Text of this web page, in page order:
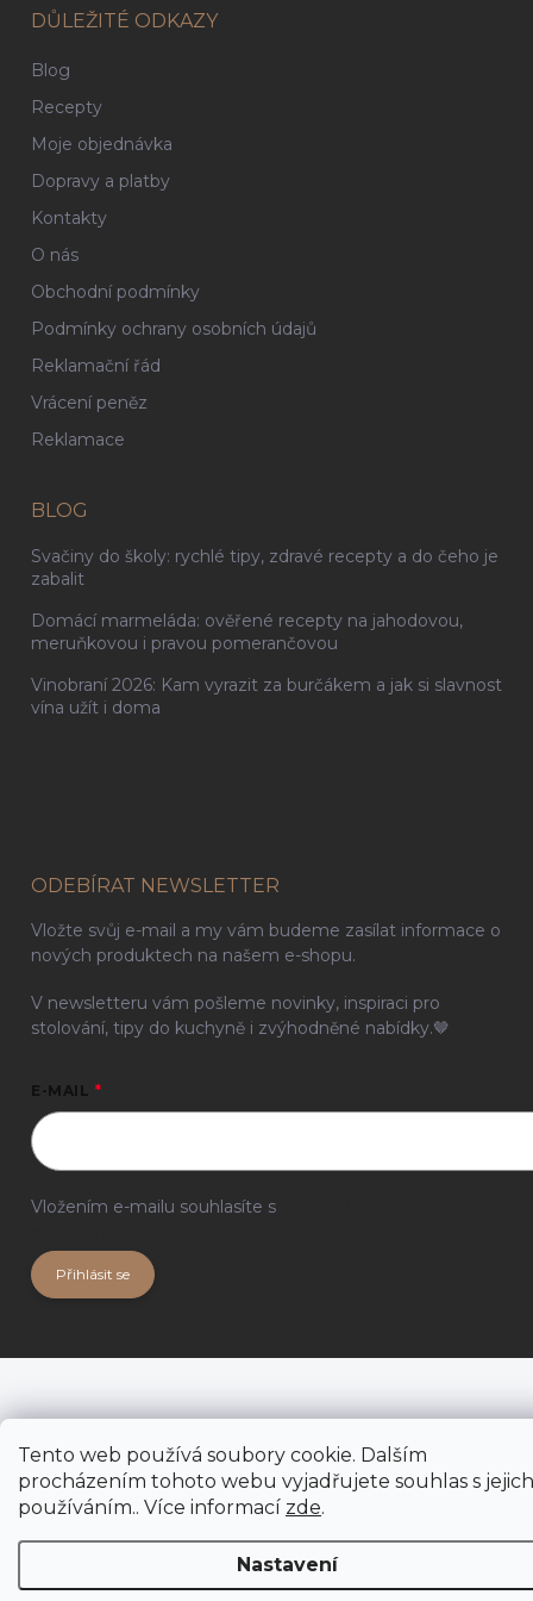
Tento web používá soubory cookie. Dalším
procházením tohoto webu vyjadřujete souhlas s jejich
používáním.. Více informací zde.
Nastavení
DŮLEŽITÉ ODKAZY
Blog
Recepty
Moje objednávka
Dopravy a platby
Kontakty
O nás
Obchodní podmínky
Podmínky ochrany osobních údajů
Reklamační řád
Vrácení peněz
Reklamace
BLOG
Svačiny do školy: rychlé tipy, zdravé recepty a do čeho je
zabalit
Domácí marmeláda: ověřené recepty na jahodovou,
meruňkovou i pravou pomerančovou
Vinobraní 2026: Kam vyrazit za burčákem a jak si slavnost
vína užít i doma
ODEBÍRAT NEWSLETTER
Vložte svůj e-mail a my vám budeme zasílat informace o
nových produktech na našem e-shopu.
V newsletteru vám pošleme novinky, inspiraci pro
stolování, tipy do kuchyně i zvýhodněné nabídky.🤎
E-MAIL
Vložením e-mailu souhlasíte s
Přihlásit se